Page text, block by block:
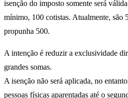
isenção do imposto somente será
mínimo, 100 cotistas. Atualmente, são
propunha 500.
A intenção é reduzir a exclusividade
grandes somas.
A isenção não será aplicada, no
pessoas físicas aparentadas até o